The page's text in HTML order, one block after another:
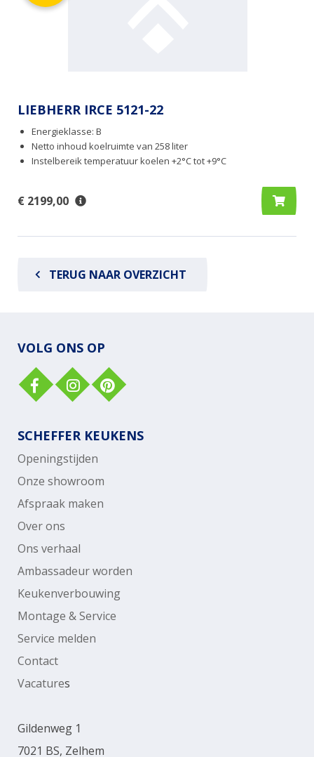
LIEBHERR IRCE 5121-22
Energieklasse: B
Netto inhoud koelruimte van 258 liter
Instelbereik temperatuur koelen +2°C tot +9°C
€ 2199,00
TERUG NAAR OVERZICHT
VOLG ONS OP
SCHEFFER KEUKENS
Openingstijden
Onze showroom
Afspraak maken
Over ons
Ons verhaal
Ambassadeur worden
Keukenverbouwing
Montage & Service
Service melden
Contact
Vacatures
Gildenweg 1
7021 BS, Zelhem